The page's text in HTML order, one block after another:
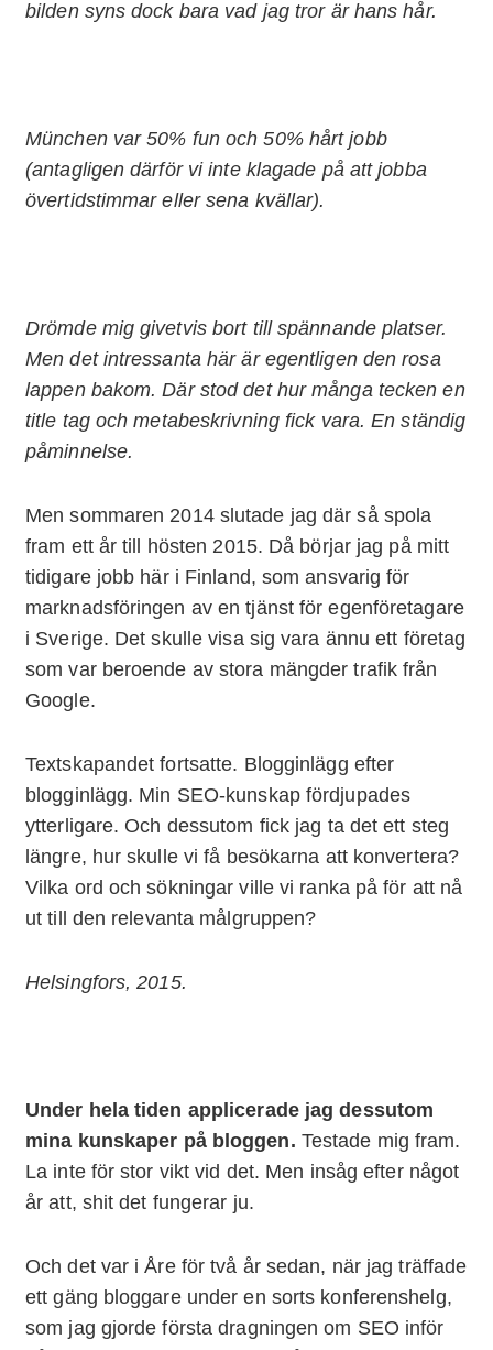
bilden syns dock bara vad jag tror är hans hår.
München var 50% fun och 50% hårt jobb
(antagligen därför vi inte klagade på att jobba
övertidstimmar eller sena kvällar).
Drömde mig givetvis bort till spännande platser.
Men det intressanta här är egentligen den rosa
lappen bakom. Där stod det hur många tecken en
title tag och metabeskrivning fick vara. En ständig
påminnelse.
Men sommaren 2014 slutade jag där så spola
fram ett år till hösten 2015. Då börjar jag på mitt
tidigare jobb här i Finland, som ansvarig för
marknadsföringen av en tjänst för egenföretagare
i Sverige. Det skulle visa sig vara ännu ett företag
som var beroende av stora mängder trafik från
Google.
Textskapandet fortsatte. Blogginlägg efter
blogginlägg. Min SEO-kunskap fördjupades
ytterligare. Och dessutom fick jag ta det ett steg
längre, hur skulle vi få besökarna att konvertera?
Vilka ord och sökningar ville vi ranka på för att nå
ut till den relevanta målgruppen?
Helsingfors, 2015.
Under hela tiden applicerade jag dessutom
mina kunskaper på bloggen. Testade mig fram.
La inte för stor vikt vid det. Men insåg efter något
år att, shit det fungerar ju.
Och det var i Åre för två år sedan, när jag träffade
ett gäng bloggare under en sorts konferenshelg,
som jag gjorde första dragningen om SEO inför